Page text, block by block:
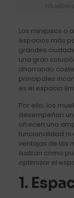
Los minipisos o
espacios más
grandes
una gran
ahorrando
principales
es el espacio
Por ello, los
desempeñan
ofrecen una
funcionalidad ni
ventajas de los
ilustran cómo
optimizar el
1.